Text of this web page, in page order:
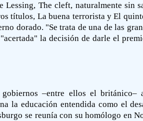
The cleft, naturalmente sin
títulos, La buena terrorista y El
dorado. "Se trata de una de las
la decisión de darle el
–entre ellos el
la educación entendida como el
se reunía con su homólogo en